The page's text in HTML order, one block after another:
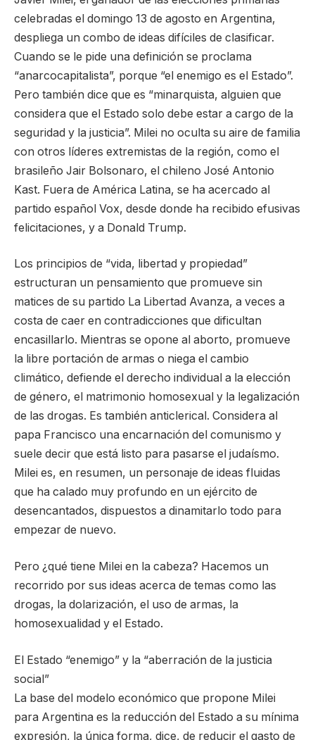
celebradas el domingo 13 de agosto en Argentina,
despliega un combo de ideas difíciles de clasificar.
Cuando se le pide una definición se proclama
“anarcocapitalista”, porque “el enemigo es el Estado”.
Pero también dice que es “minarquista, alguien que
considera que el Estado solo debe estar a cargo de la
seguridad y la justicia”. Milei no oculta su aire de familia
con otros líderes extremistas de la región, como el
brasileño Jair Bolsonaro, el chileno José Antonio
Kast. Fuera de América Latina, se ha acercado al
partido español Vox, desde donde ha recibido efusivas
felicitaciones, y a Donald Trump.
Los principios de “vida, libertad y propiedad”
estructuran un pensamiento que promueve sin
matices de su partido La Libertad Avanza, a veces a
costa de caer en contradicciones que dificultan
encasillarlo. Mientras se opone al aborto, promueve
la libre portación de armas o niega el cambio
climático, defiende el derecho individual a la elección
de género, el matrimonio homosexual y la legalización
de las drogas. Es también anticlerical. Considera al
papa Francisco una encarnación del comunismo y
suele decir que está listo para pasarse el judaísmo.
Milei es, en resumen, un personaje de ideas fluidas
que ha calado muy profundo en un ejército de
desencantados, dispuestos a dinamitarlo todo para
empezar de nuevo.
Pero ¿qué tiene Milei en la cabeza? Hacemos un
recorrido por sus ideas acerca de temas como las
drogas, la dolarización, el uso de armas, la
homosexualidad y el Estado.
El Estado “enemigo” y la “aberración de la justicia
social”
La base del modelo económico que propone Milei
para Argentina es la reducción del Estado a su mínima
expresión, la única forma, dice, de reducir el gasto de